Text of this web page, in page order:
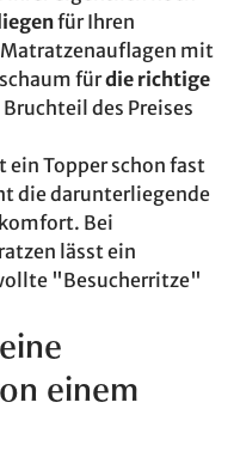
für Ihren
Matratzenauflagen mit
fürdie richtige
des Preises
Topper schon fast
die darunterliegende
Bei
lässt ein
"Besucherritze"
einem